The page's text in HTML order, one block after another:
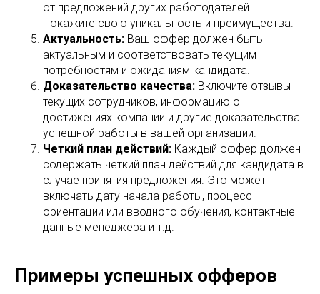
от предложений других работодателей.
Покажите свою уникальность и преимущества.
Актуальность: Ваш оффер должен быть
актуальным и соответствовать текущим
потребностям и ожиданиям кандидата.
Доказательство качества: Включите отзывы
текущих сотрудников, информацию о
достижениях компании и другие доказательства
успешной работы в вашей организации.
Четкий план действий: Каждый оффер должен
содержать четкий план действий для кандидата в
случае принятия предложения. Это может
включать дату начала работы, процесс
ориентации или вводного обучения, контактные
данные менеджера и т.д.
Примеры успешных офферов